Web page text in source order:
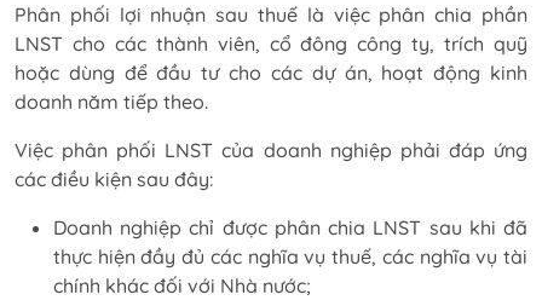
Phân phối lợi nhuận sau thuế là việc phân chia phần
LNST cho các thành viên, cổ đông công ty, trích quỹ
hoặc dùng để đầu tư cho các dự án, hoạt động kinh
doanh năm tiếp theo.
Việc phân phối LNST của doanh nghiệp phải đáp ứng
các điều kiện sau đây:
Doanh nghiệp chỉ được phân chia LNST sau khi đã
thực hiện đầy đủ các nghĩa vụ thuế, các nghĩa vụ tài
chính khác đối với Nhà nước;